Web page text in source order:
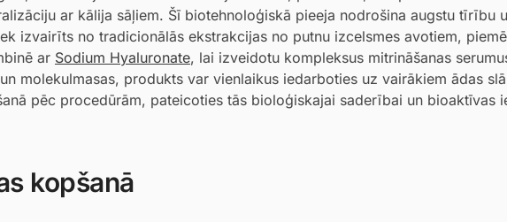
ar kālija sāļiem. Šī biotehnoloģiskā pieeja nodrošina augstu tīrību
izvairīts no tradicionālās ekstrakcijas no putnu izcelsmes avotiem,
ar Sodium Hyaluronate, lai izveidotu kompleksus mitrināšanas
molekulmasas, produkts var vienlaikus iedarboties uz vairākiem ādas
pēc procedūrām, pateicoties tās bioloģiskajai saderībai un bioaktīvas
kopšanā